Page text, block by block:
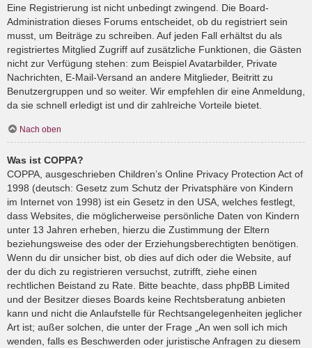
Eine Registrierung ist nicht unbedingt zwingend. Die Board-
Administration dieses Forums entscheidet, ob du registriert sein
musst, um Beiträge zu schreiben. Auf jeden Fall erhältst du als
registriertes Mitglied Zugriff auf zusätzliche Funktionen, die Gästen
nicht zur Verfügung stehen: zum Beispiel Avatarbilder, Private
Nachrichten, E-Mail-Versand an andere Mitglieder, Beitritt zu
Benutzergruppen und so weiter. Wir empfehlen dir eine Anmeldung,
da sie schnell erledigt ist und dir zahlreiche Vorteile bietet.
Nach oben
Was ist COPPA?
COPPA, ausgeschrieben Children’s Online Privacy Protection Act of
1998 (deutsch: Gesetz zum Schutz der Privatsphäre von Kindern
im Internet von 1998) ist ein Gesetz in den USA, welches festlegt,
dass Websites, die möglicherweise persönliche Daten von Kindern
unter 13 Jahren erheben, hierzu die Zustimmung der Eltern
beziehungsweise des oder der Erziehungsberechtigten benötigen.
Wenn du dir unsicher bist, ob dies auf dich oder die Website, auf
der du dich zu registrieren versuchst, zutrifft, ziehe einen
rechtlichen Beistand zu Rate. Bitte beachte, dass phpBB Limited
und der Besitzer dieses Boards keine Rechtsberatung anbieten
kann und nicht die Anlaufstelle für Rechtsangelegenheiten jeglicher
Art ist; außer solchen, die unter der Frage „An wen soll ich mich
wenden, falls es Beschwerden oder juristische Anfragen zu diesem